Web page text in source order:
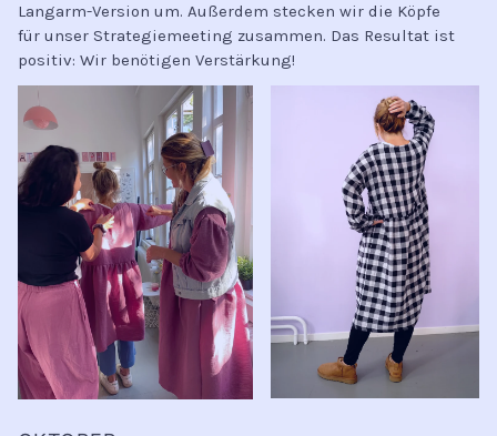
Langarm-Version um. Außerdem stecken wir die Köpfe
für unser Strategiemeeting zusammen. Das Resultat ist
positiv: Wir benötigen Verstärkung!